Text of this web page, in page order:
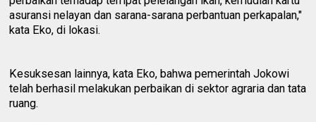
asuransi nelayan dan sarana-sarana perbantuan perkapalan,"
kata Eko, di lokasi.
Kesuksesan lainnya, kata Eko, bahwa pemerintah Jokowi
telah berhasil melakukan perbaikan di sektor agraria dan tata
ruang.